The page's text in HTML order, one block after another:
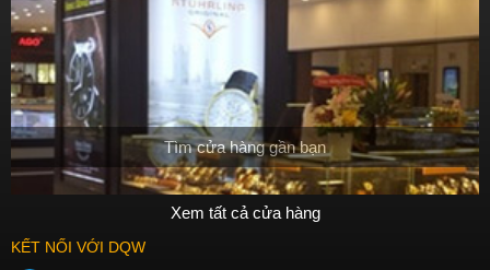
Tìm cửa hàng gần bạn
Xem tất cả cửa hàng
KẾT NỐI VỚI DQW